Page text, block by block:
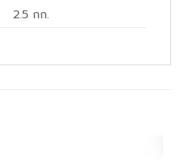
2.5 กก.